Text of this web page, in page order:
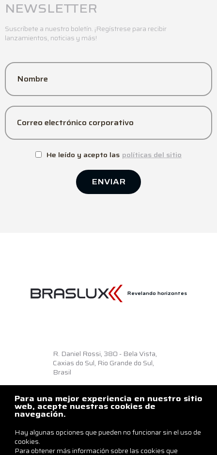
NEWSLETTER
Suscríbete a nuestro boletín. ¡Regístrese para recibir
lanzamientos, noticias y más!
Nombre
Correo electrónico corporativo
He leído y acepto las políticas del sitio
ENVIAR
Revelando horizontes
R. Daniel Rossi, 380 - Bela Vista,
Caxias do Sul, Rio Grande do Sul,
Brasil
+55 54 3218.6500
Contáctenos
Para una mejor experiencia en nuestro sitio
web, acepte nuestras cookies de
navegación.
Hay algunas opciones que pueden no funcionar sin el uso de
cookies.
Para obtener más información sobre las cookies que